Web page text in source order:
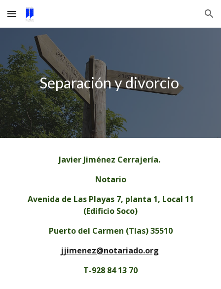
Skip to main content Skip to navigation
Separación y divorcio
Javier Jiménez Cerrajería.
Notario
Avenida de Las Playas 7, planta 1, Local 11
(Edificio Soco)
Puerto del Carmen (Tías) 35510
jjimenez@notariado.org
T-928 84 13 70